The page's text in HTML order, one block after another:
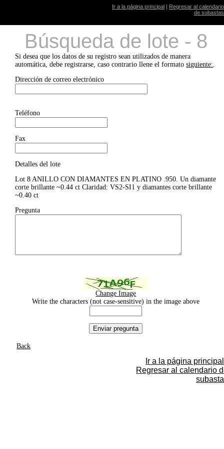
Ir a la página principal | Regresar al calendario
de subastas
Búsqueda de lote - 8
Si desea que los datos de su registro sean utilizados de manera
automática, debe registrarse, caso contrario llene el formatosiguiente:.
Dirección de correo electrónico
Teléfono
Fax
Detalles del lote
Lot 8 ANILLO CON DIAMANTES EN PLATINO .950. Un diamante
corte brillante ~0.44 ct Claridad: VS2-SI1 y diamantes corte brillante
~0.40 ct
Pregunta
Change Image
Write the characters (not case-sensitive) in the image above
Back
Ir a la página principal
Regresar al calendario